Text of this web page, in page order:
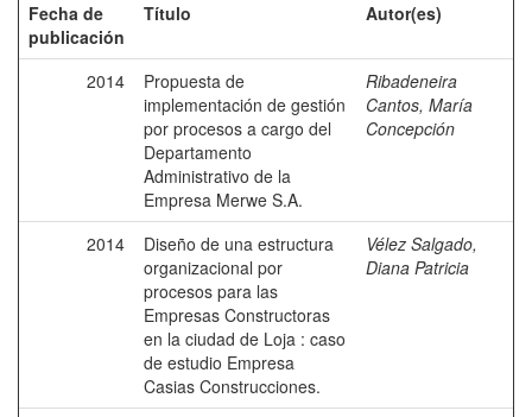
Fecha de
publicación
Título Autor(es)
2014
Propuesta de
implementación de gestión
por procesos a cargo del
Departamento
Administrativo de la
Empresa Merwe S.A.
Ribadeneira
Cantos, María
Concepción
2014
Diseño de una estructura
organizacional por
procesos para las
Empresas Constructoras
en la ciudad de Loja : caso
de estudio Empresa
Casias Construcciones.
Vélez Salgado,
Diana Patricia